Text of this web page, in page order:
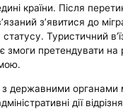
країни. Після
з’явитися до
Туристичний
змоги претендувати на
з державними
дії